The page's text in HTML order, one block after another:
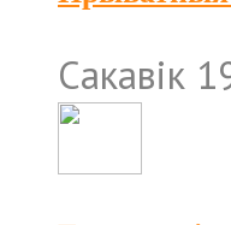
Сакавік